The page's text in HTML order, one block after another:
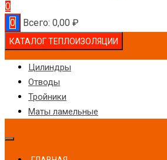
0
0
Всего: 0,00 ₽
КАТАЛОГ ТЕПЛОИЗОЛЯЦИИ
Цилиндры
Отводы
Тройники
Маты ламельные